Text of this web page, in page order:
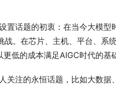
置话题的初衷：在当今大模型
。在芯片、主机、平台、系
低的成本满足AIGC时代的基
关注的永恒话题，比如大数据